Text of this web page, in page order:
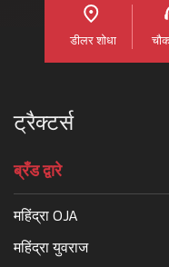
डीलर शोधा
ट्रैक्टर्स
ब्रँड द्वारे
महिंद्रा OJA
महिंद्रा युवराज